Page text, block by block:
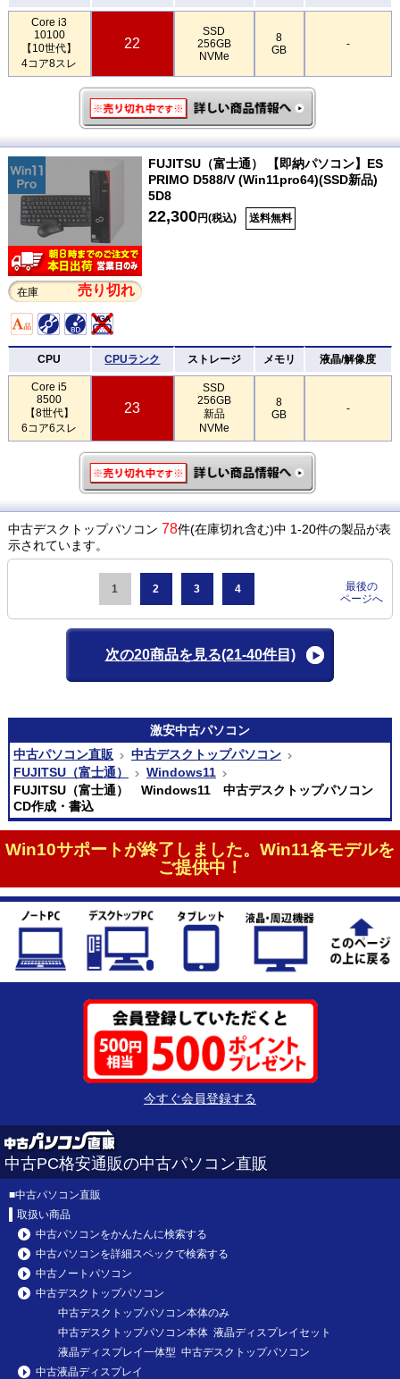
Core i3
10100
【10世代】
4コア8スレ
22
SSD
256GB
NVMe
8
GB
-
在庫 売り切れ
FUJITSU（富士通） 【即納パソコン】ES
PRIMO D588/V (Win11pro64)(SSD新品)
5D8
22,300円(税込) 送料無料
CPU CPUランク ストレージ メモリ 液晶/解像度
Core i5
8500
【8世代】
6コア6スレ
23
SSD
256GB
新品
NVMe
8
GB
-
中古デスクトップパソコン 78件(在庫切れ含む)中 1-20件の製品が表
示されています。
1 2 3 4
最後の
ページへ
次の20商品を見る(21-40件目)
激安中古パソコン
中古パソコン直販
中古デスクトップパソコン
FUJITSU（富士通）
Windows11
FUJITSU（富士通） Windows11 中古デスクトップパソコン
CD作成・書込
Win10サポートが終了しました。Win11各モデルを
ご提供中！
今すぐ会員登録する
中古PC格安通販の中古パソコン直販
■中古パソコン直販
取扱い商品
中古パソコンをかんたんに検索する
中古パソコンを詳細スペックで検索する
中古ノートパソコン
中古デスクトップパソコン
中古デスクトップパソコン本体のみ
中古デスクトップパソコン本体 液晶ディスプレイセット
液晶ディスプレイ一体型 中古デスクトップパソコン
中古液晶ディスプレイ